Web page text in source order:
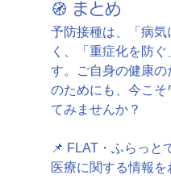
🧭 まとめ
予防接種は、「病
く、「重症化を防
す。ご自身の健康
のためにも、今こ
てみませんか？
📌 FLAT・ふらっと
医療に関する情報